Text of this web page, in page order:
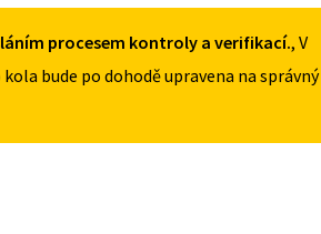
procesem kontroly a verifikací., V
bude po dohodě upravena na správný